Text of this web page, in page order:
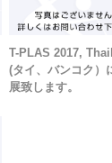
T-PLAS 2017,
(タイ、バンコク）
展致します。